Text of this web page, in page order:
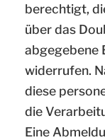
berechtigt,
über das
abgegebene
widerrufen.
diese
die
Eine